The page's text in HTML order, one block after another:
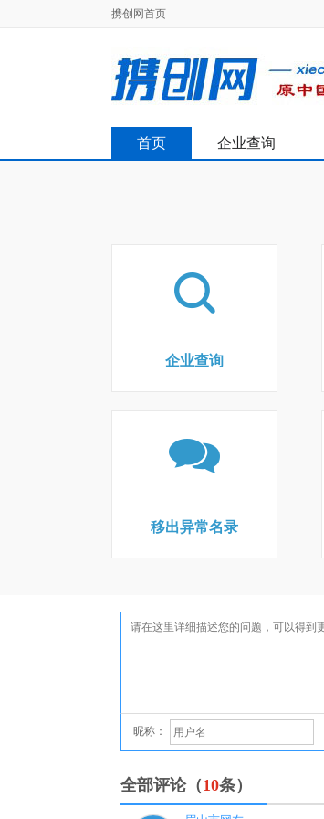
携创网首页
首页 企业查询
企业查询
移出异常名录
昵称：
全部评论（10条）